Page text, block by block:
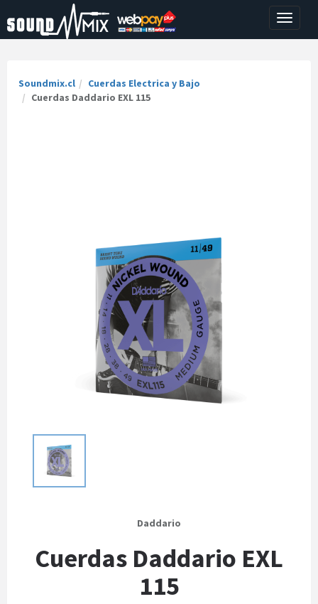
Toggle
Soundmix.cl
Cuerdas Electrica y Bajo
Cuerdas Daddario EXL 115
Daddario
Cuerdas Daddario EXL
115